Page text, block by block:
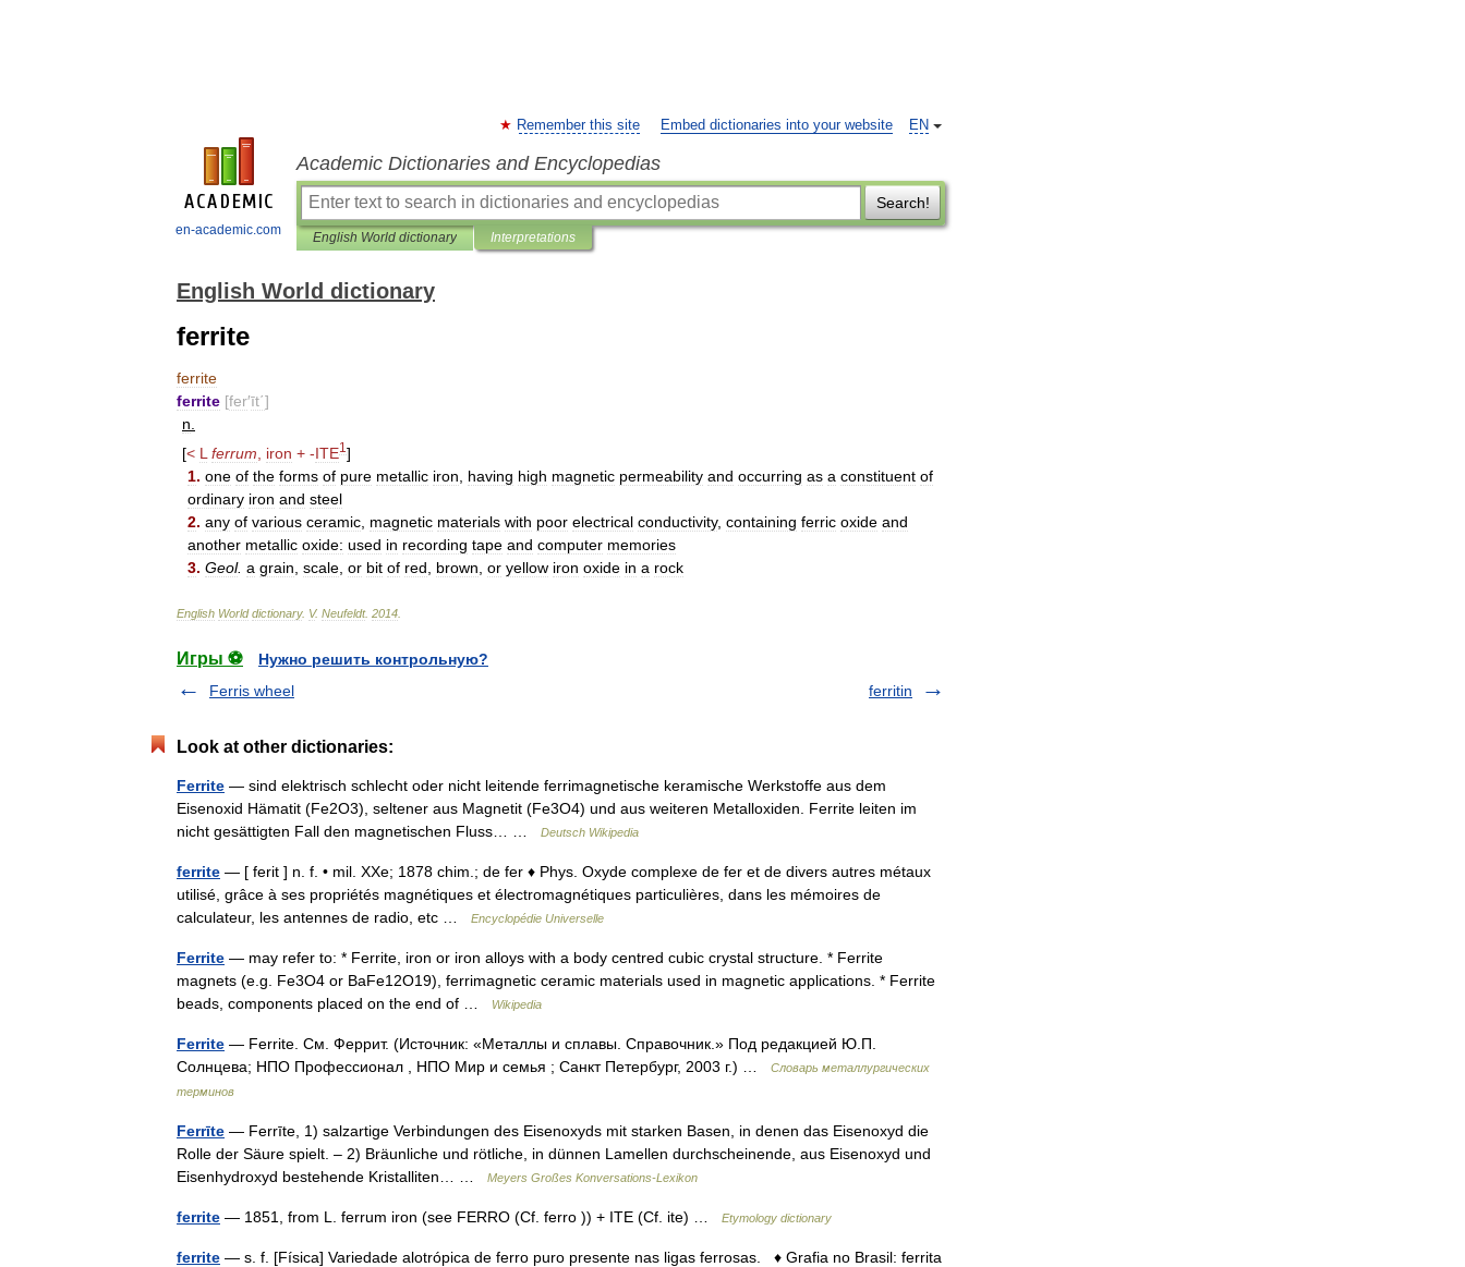
en-academic.com
EN
Remember this site Embed dictionaries into your website
Academic Dictionaries and Encyclopedias
Search!
English World dictionary Interpretations
English World dictionary
ferrite
ferrite
ferrite [fer′īt΄]
n
[< L ferrum iron + -ITE1 ]
1. one of the forms of pure metallic iron having high magnetic permeability and occurring as a constituent of
ordinary iron and steel
2. any of various ceramic magnetic materials with poor electrical conductivity, containing ferric oxide and
another metallic oxide: used in recording tape and computer memories
3. Geol. a grain scale or bit of red brown or yellow iron oxide in a rock
English World dictionary. V. Neufeldt. 2014
Игры ⚽
Нужно решить контрольную?
Ferris wheel
ferritin
Look at other dictionaries:
Ferrite — sind elektrisch schlecht oder nicht leitende ferrimagnetische keramische Werkstoffe aus dem
Eisenoxid Hämatit (Fe2O3), seltener aus Magnetit (Fe3O4) und aus weiteren Metalloxiden. Ferrite leiten im
nicht gesättigten Fall den magnetischen Fluss… …
Deutsch Wikipedia
ferrite — [ ferit ] n. f. • mil. XXe; 1878 chim.; de fer ♦ Phys. Oxyde complexe de fer et de divers autres métaux
utilisé, grâce à ses propriétés magnétiques et électromagnétiques particulières, dans les mémoires de
calculateur, les antennes de radio, etc …
Encyclopédie Universelle
Ferrite — may refer to: * Ferrite, iron or iron alloys with a body centred cubic crystal structure. * Ferrite
magnets (e.g. Fe3O4 or BaFe12O19), ferrimagnetic ceramic materials used in magnetic applications. * Ferrite
beads, components placed on the end of …
Wikipedia
Ferrite — Ferrite. См. Феррит. (Источник: «Металлы и сплавы. Справочник.» Под редакцией Ю.П.
Солнцева; НПО Профессионал , НПО Мир и семья ; Санкт Петербург, 2003 г.) …
Словарь металлургических
терминов
Ferrīte — Ferrīte, 1) salzartige Verbindungen des Eisenoxyds mit starken Basen, in denen das Eisenoxyd die
Rolle der Säure spielt. – 2) Bräunliche und rötliche, in dünnen Lamellen durchscheinende, aus Eisenoxyd und
Eisenhydroxyd bestehende Kristalliten… …
Meyers Großes Konversations-Lexikon
ferrite — 1851, from L. ferrum iron (see FERRO (Cf. ferro )) + ITE (Cf. ite) … Etymology dictionary
ferrite — s. f. [Física] Variedade alotrópica de ferro puro presente nas ligas ferrosas. ♦ Grafia no Brasil: ferrita